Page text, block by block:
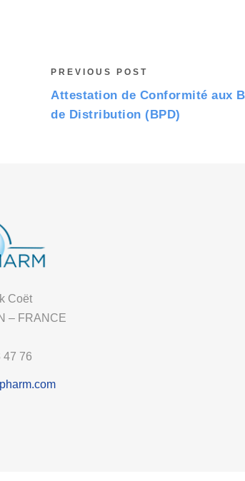
PREVIOUS POST
Attestation de Conformité aux
de Distribution (BPD)
Coët
– FRANCE
47 76